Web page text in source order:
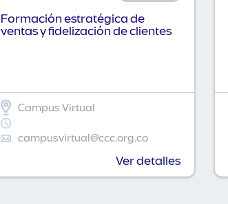
Formación estratégica de
ventas y fidelización de clientes
Campus Virtual
campusvirtual@ccc.org.co
Ver detalles